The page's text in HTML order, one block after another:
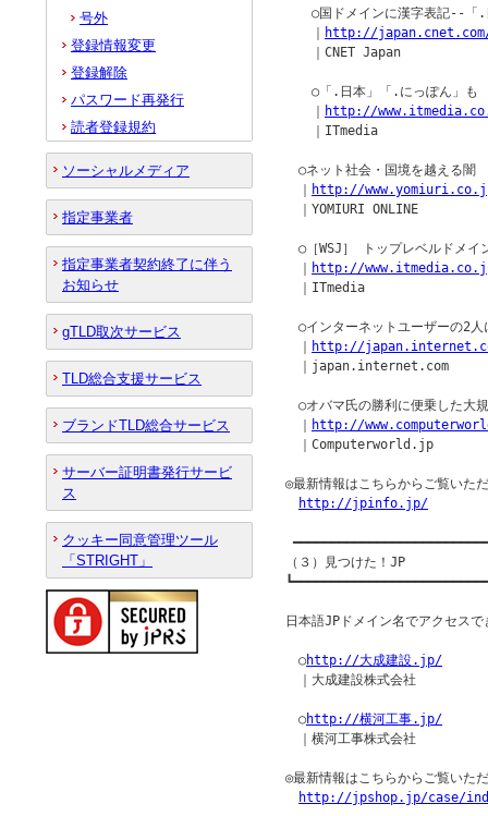
○国ドメインに漢字表記--「.
http://japan.cnet.com/
｜CNET Japan
○「.日本」「.にっぽん」も　
http://
｜ITmedia
○ネット社会・国境を越える闇
http://
｜YOMIURI ONLINE
○［WSJ］ トップレベルドメイ
http://
｜ITmedia
○インターネットユーザーの2人
http://
｜japan.internet.com
○オバマ氏の勝利に便乗した大
http://
｜Computerworld.jp
◎最新情報はこちらからご覧いた
http://jpinfo.jp/
（３）見つけた！JP
日本語JPドメイン名でアクセス
○http://大成建設.jp/
｜大成建設株式会社
○http://横河工事.jp/
｜横河工事株式会社
◎最新情報はこちらからご覧いた
http://jpshop.jp/case/
号外
登録情報変更
登録解除
パスワード再発行
読者登録規約
ソーシャルメディア
指定事業者
指定事業者契約終了に伴う
お知らせ
gTLD取次サービス
TLD総合支援サービス
ブランドTLD総合サービス
サーバー証明書発行サービ
ス
クッキー同意管理ツール
「STRIGHT」